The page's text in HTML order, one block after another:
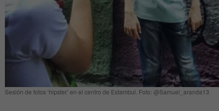
Sesión de fotos ‘hipster’ en el centro de Estambul. Foto: @Samuel_aranda13